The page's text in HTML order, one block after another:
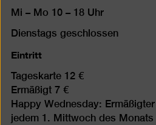
Mi – Mo 10 – 18 Uhr
Dienstags geschlossen
Eintritt
Tageskarte 12 €
Ermäßigt 7 €
Happy Wednesday:
jedem 1. Mittwoch des Monats